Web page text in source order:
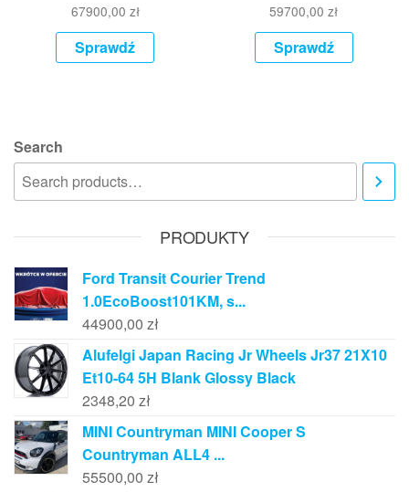
67900,00 zł
Sprawdź
59700,00zł
Sprawdź
Search
PRODUKTY
Ford Transit Courier Trend
1.0EcoBoost101KM, s...
44900,00 zł
Alufelgi Japan Racing Jr Wheels Jr37 21X10
Et10-64 5H Blank Glossy Black
2348,20 zł
MINI Countryman MINI Cooper S
Countryman ALL4 ...
55500,00 zł